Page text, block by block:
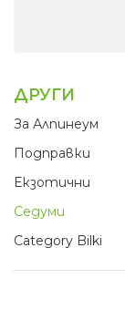
ДРУГИ
За Алпинеум
Подправки
Екзотични
Седуми
Category Bilki